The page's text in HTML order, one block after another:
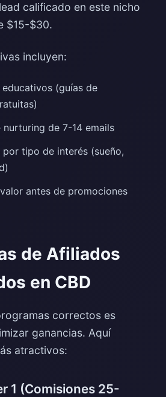
calificado en este nicho
$15-$30.
incluyen:
(guías de
nurturing de 7-14 emails
por tipo de interés (sueño,
antes de promociones
de Afiliados
en CBD
correctos es
ganancias. Aquí
atractivos:
1 (Comisiones 25-